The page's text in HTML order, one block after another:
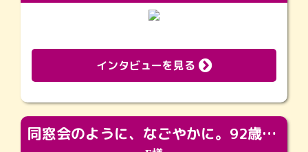
インタビューを見る
同窓会のように、なごやかに。92歳の旅立ちを彩った、再会と感謝の場